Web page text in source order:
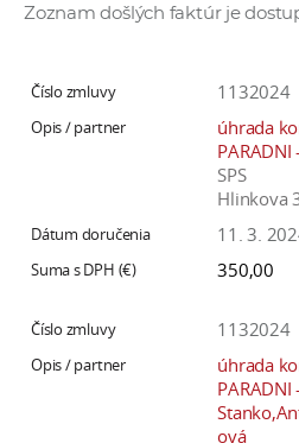
Zoznam došlých faktúr je
1132024
úhrada
PARADNI
SPS
Hlinkova
11. 3.
350,00
1132024
úhrada
PARADNI
ová